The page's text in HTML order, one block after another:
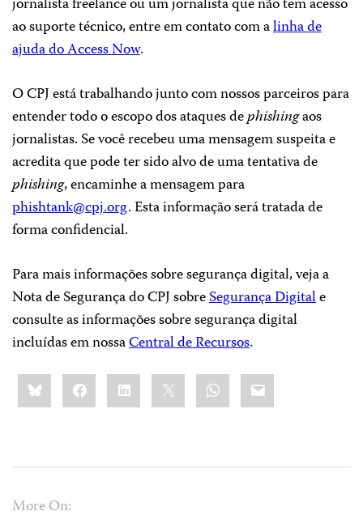
ao suporte técnico, entre em contato com alinha de
ajuda do Access Now.
O CPJ está trabalhando junto com nossos parceiros para
entender todo o escopo dos ataques dephishingaos
jornalistas. Se você recebeu uma mensagem suspeita e
acredita que pode ter sido alvo de uma tentativa de
phishing, encaminhe a mensagem para
phishtank@cpj.org. Esta informação será tratada de
forma confidencial.
Para mais informações sobre segurança digital, veja a
Nota de Segurança do CPJ sobreSegurança Digitale
consulte as informações sobre segurança digital
incluídas em nossaCentral de Recursos.
Share
this:BlueskyFacebookLinkedIn WhatsApp
Email
More On: